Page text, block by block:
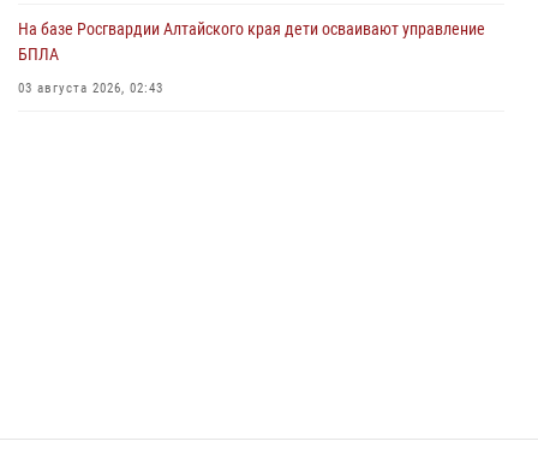
02 июля 2026, 00:55
В краевом управлении вневедомственной охраны Росгвардии по
На базе Росгвардии Алтайского края дети осваивают управление
БПЛА
03 августа 2026, 02:43